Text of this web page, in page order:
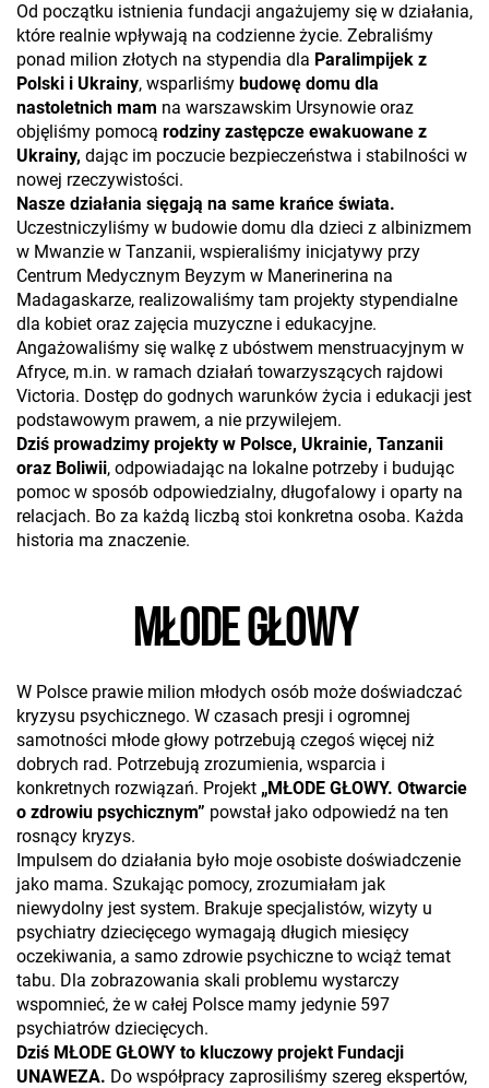
Od początku istnienia fundacji angażujemy się w działania,
które realnie wpływają na codzienne życie. Zebraliśmy
ponad milion złotych na stypendia dla Paralimpijek z
Polski i Ukrainy, wsparliśmy budowę domu dla
nastoletnich mam na warszawskim Ursynowie oraz
objęliśmy pomocą rodziny zastępcze ewakuowane z
Ukrainy, dając im poczucie bezpieczeństwa i stabilności w
nowej rzeczywistości.
Nasze działania sięgają na same krańce świata.
Uczestniczyliśmy w budowie domu dla dzieci z albinizmem
w Mwanzie w Tanzanii, wspieraliśmy inicjatywy przy
Centrum Medycznym Beyzym w Manerinerina na
Madagaskarze, realizowaliśmy tam projekty stypendialne
dla kobiet oraz zajęcia muzyczne i edukacyjne.
Angażowaliśmy się walkę z ubóstwem menstruacyjnym w
Afryce, m.in. w ramach działań towarzyszących rajdowi
Victoria. Dostęp do godnych warunków życia i edukacji jest
podstawowym prawem, a nie przywilejem.
Dziś prowadzimy projekty w Polsce, Ukrainie, Tanzanii
oraz Boliwii, odpowiadając na lokalne potrzeby i budując
pomoc w sposób odpowiedzialny, długofalowy i oparty na
relacjach. Bo za każdą liczbą stoi konkretna osoba. Każda
historia ma znaczenie.
MŁODE GŁOWY
W Polsce prawie milion młodych osób może doświadczać
kryzysu psychicznego. W czasach presji i ogromnej
samotności młode głowy potrzebują czegoś więcej niż
dobrych rad. Potrzebują zrozumienia, wsparcia i
konkretnych rozwiązań. Projekt „MŁODE GŁOWY. Otwarcie
o zdrowiu psychicznym” powstał jako odpowiedź na ten
rosnący kryzys.
Impulsem do działania było moje osobiste doświadczenie
jako mama. Szukając pomocy, zrozumiałam jak
niewydolny jest system. Brakuje specjalistów, wizyty u
psychiatry dziecięcego wymagają długich miesięcy
oczekiwania, a samo zdrowie psychiczne to wciąż temat
tabu. Dla zobrazowania skali problemu wystarczy
wspomnieć, że w całej Polsce mamy jedynie 597
psychiatrów dziecięcych.
Dziś MŁODE GŁOWY to kluczowy projekt Fundacji
UNAWEZA. Do współpracy zaprosiliśmy szereg ekspertów,